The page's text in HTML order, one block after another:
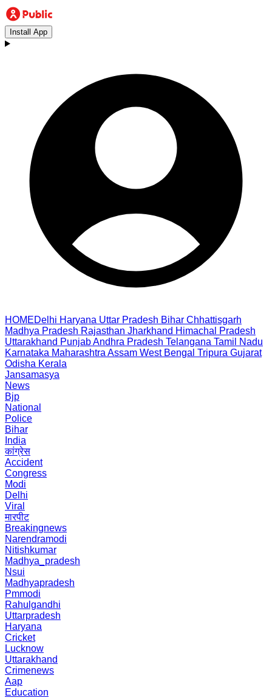
Install App
HOMEDelhi Haryana Uttar Pradesh Bihar Chhattisgarh
Madhya Pradesh Rajasthan Jharkhand Himachal Pradesh
Uttarakhand PunjabAndhra Pradesh Telangana Tamil Nadu
Karnataka Maharashtra Assam West Bengal Tripura Gujarat
Odisha Kerala
Jansamasya
News
Bjp
National
Police
Bihar
India
कांग्रेस
Accident
Congress
Modi
Delhi
Viral
मारपीट
Breakingnews
Narendramodi
Nitishkumar
Madhya_pradesh
Nsui
Madhyapradesh
Pmmodi
Rahulgandhi
Uttarpradesh
Haryana
Cricket
Lucknow
Uttarakhand
Crimenews
Aap
Education